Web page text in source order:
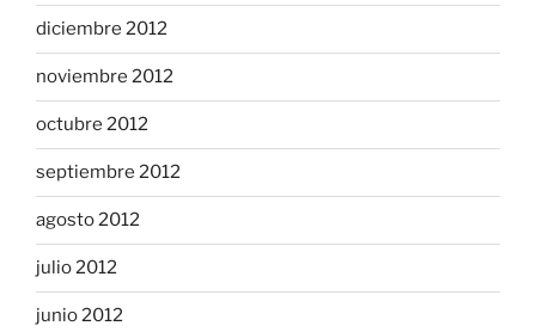
diciembre 2012
noviembre 2012
octubre 2012
septiembre 2012
agosto 2012
julio 2012
junio 2012